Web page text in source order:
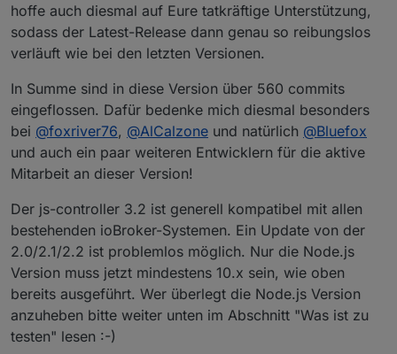
hoffe auch diesmal auf Eure tatkräftige Unterstützung,
sodass der Latest-Release dann genau so reibungslos
verläuft wie bei den letzten Versionen.
In Summe sind in diese Version über 560 commits
eingeflossen. Dafür bedenke mich diesmal besonders
bei @foxriver76, @AlCalzone und natürlich @Bluefox
und auch ein paar weiteren Entwicklern für die aktive
Mitarbeit an dieser Version!
Der js-controller 3.2 ist generell kompatibel mit allen
bestehenden ioBroker-Systemen. Ein Update von der
2.0/2.1/2.2 ist problemlos möglich. Nur die Node.js
Version muss jetzt mindestens 10.x sein, wie oben
bereits ausgeführt. Wer überlegt die Node.js Version
anzuheben bitte weiter unten im Abschnitt "Was ist zu
testen" lesen :-)